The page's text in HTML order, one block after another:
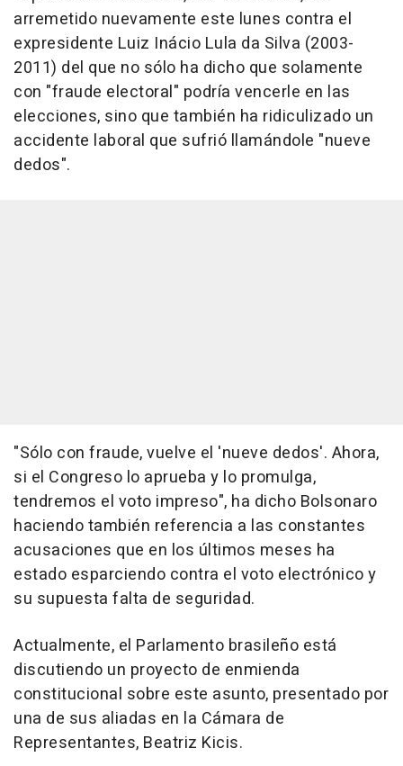
arremetido nuevamente este lunes contra el
expresidente Luiz Inácio Lula da Silva (2003-
2011) del que no sólo ha dicho que solamente
con "fraude electoral" podría vencerle en las
elecciones, sino que también ha ridiculizado un
accidente laboral que sufrió llamándole "nueve
dedos".
"Sólo con fraude, vuelve el 'nueve dedos'. Ahora,
si el Congreso lo aprueba y lo promulga,
tendremos el voto impreso", ha dicho Bolsonaro
haciendo también referencia a las constantes
acusaciones que en los últimos meses ha
estado esparciendo contra el voto electrónico y
su supuesta falta de seguridad.
Actualmente, el Parlamento brasileño está
discutiendo un proyecto de enmienda
constitucional sobre este asunto, presentado por
una de sus aliadas en la Cámara de
Representantes, Beatriz Kicis.